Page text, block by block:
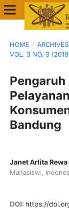
HOME / ARCHIVES
VOL. 3 NO. 3
Pengaruh
Bandung
Janet Arlita Rewa
Mahasiswi,
DOI: https://